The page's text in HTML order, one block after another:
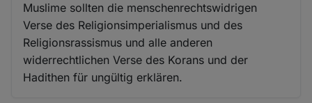
Muslime sollten die menschenrechtswidrigen
Verse des Religionsimperialismus und des
Religionsrassismus und alle anderen
widerrechtlichen Verse des Korans und der
Hadithen für ungültig erklären.